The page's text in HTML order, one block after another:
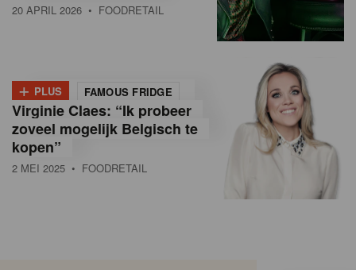
20 APRIL 2026 • FOODRETAIL
+ PLUS FAMOUS FRIDGE
Virginie Claes: “Ik probeer
zoveel mogelijk Belgisch te
kopen”
2 MEI 2025 • FOODRETAIL